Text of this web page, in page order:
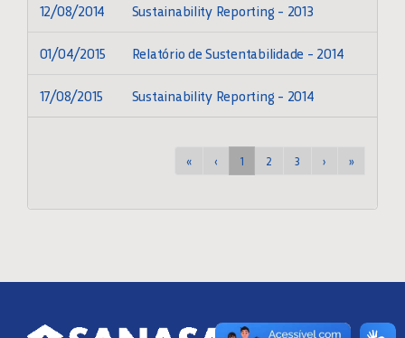
PLANO DE NEGÓCIOS E ESTRATÉGIA DE LONGO
LINKS ÚTEIS
12/08/2014 Sustainability Reporting - 2013
01/04/2015 Relatório de Sustentabilidade - 2014
17/08/2015 Sustainability Reporting - 2014
« ‹ 1 2 3 › »